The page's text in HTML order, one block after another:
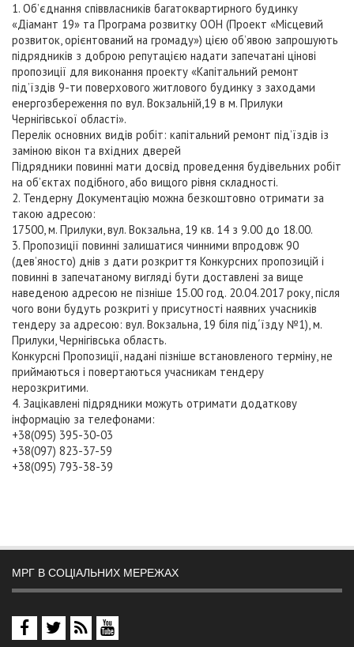
1. Об’єднання співвласників багатоквартирного будинку
«Діамант 19» та Програма розвитку ООН (Проект «Місцевий
розвиток, орієнтований на громаду») цією об’явою запрошують
підрядників з доброю репутацією надати запечатані цінові
пропозиції для виконання проекту «Капітальний ремонт
під’їздів 9-ти поверхового житлового будинку з заходами
енергозбереження по вул. Вокзальній,19 в м. Прилуки
Чернігівської області».
Перелік основних видів робіт: капітальний ремонт під’їздів із
заміною вікон та вхідних дверей
Підрядники повинні мати досвід проведення будівельних робіт
на об’єктах подібного, або вищого рівня складності.
2. Тендерну Документацію можна безкоштовно отримати за
такою адресою:
17500, м. Прилуки, вул. Вокзальна, 19 кв. 14 з 9.00 до 18.00.
3. Пропозиції повинні залишатися чинними впродовж 90
(дев’яносто) днів з дати розкриття Конкурсних пропозицій і
повинні в запечатаному вигляді бути доставлені за вище
наведеною адресою не пізніше 15.00 год. 20.04.2017 року, після
чого вони будуть розкриті у присутності наявних учасників
тендеру за адресою: вул. Вокзальна, 19 біля під´їзду №1), м.
Прилуки, Чернігівська область.
Конкурсні Пропозиції, надані пізніше встановленого терміну, не
приймаються і повертаються учасникам тендеру
нерозкритими.
4. Зацікавлені підрядники можуть отримати додаткову
інформацію за телефонами:
+38(095) 395-30-03
+38(097) 823-37-59
+38(095) 793-38-39
МРГ В СОЦІАЛЬНИХ МЕРЕЖАХ